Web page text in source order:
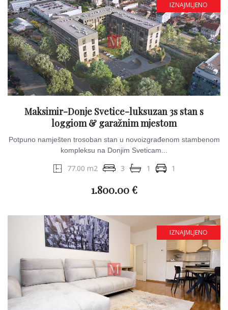
IZNAJMLJENO
Maksimir-Donje Svetice-luksuzan 3s stan s
loggiom & garažnim mjestom
Potpuno namješten trosoban stan u novoizgrađenom stambenom
kompleksu na Donjim Sveticam...
77.00 m2 3 1 1
1.800.00 €
IZNAJMLJENO